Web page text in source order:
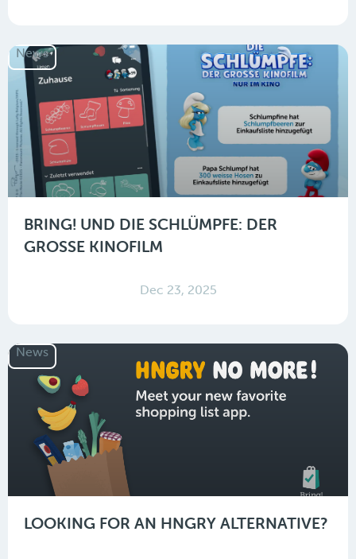
News
BRING! UND DIE SCHLÜMPFE: DER
GROSSE KINOFILM
Dec 23, 2025
News
LOOKING FOR AN HNGRY ALTERNATIVE?